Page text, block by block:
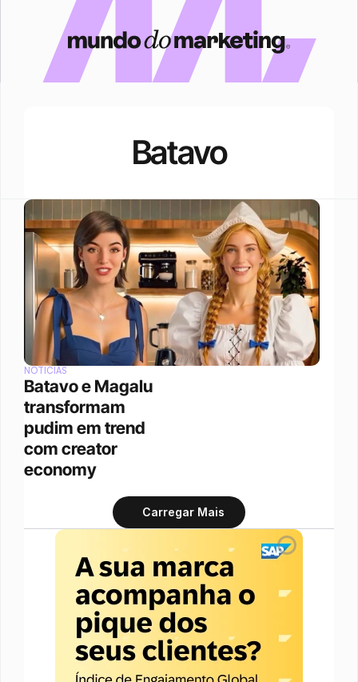
Batavo
NOTÍCIAS
Batavo e Magalu
transformam
pudim em trend
com creator
economy
Carregar Mais